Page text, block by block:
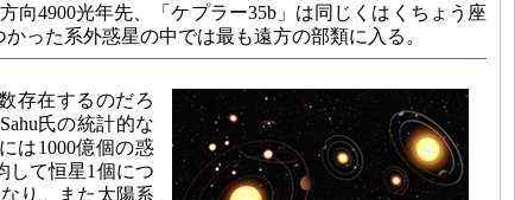
向4900光年先、「ケプラー35b」は同じくはくちょう座
った系外惑星の中では最も遠方の部類に入る。
存在するのだろ
氏の統計的な
は1000億個の惑
して恒星1個につ
り、また太陽系